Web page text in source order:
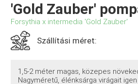
'Gold Zauber'
Forsythia x intermedia 'Gold Zauber'
Szállítási méret:
1,5-2 méter magas, közepes
Nagyméretű, élénksárga virágait